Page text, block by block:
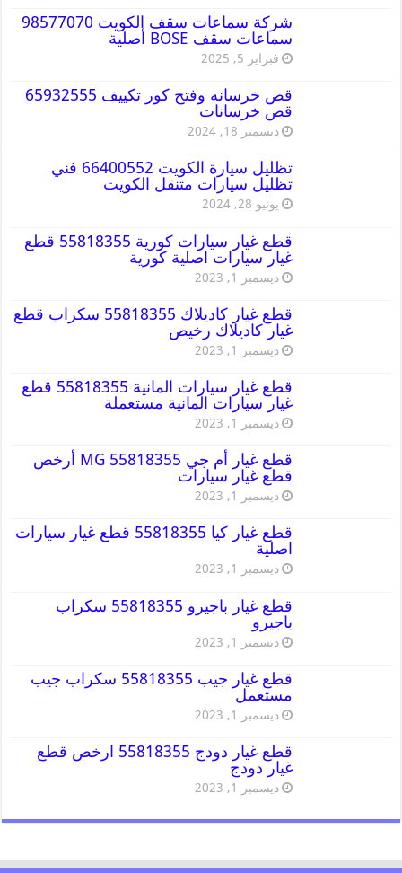
شركة سماعات سقف الكويت 98577070
سماعات سقف BOSE أصلية
فبراير 5, 2025
قص خرسانه وفتح كور تكييف 65932555
قص خرسانات
ديسمبر 18, 2024
تظليل سيارة الكويت 66400552 فني
تظليل سيارات متنقل الكويت
يونيو 28, 2024
قطع غيار سيارات كورية 55818355 قطع
غيار سيارات اصلية كورية
ديسمبر 1, 2023
قطع غيار كاديلاك 55818355 سكراب قطع
غيار كاديلاك رخيص
ديسمبر 1, 2023
قطع غيار سيارات المانية 55818355 قطع
غيار سيارات المانية مستعملة
ديسمبر 1, 2023
قطع غيار أم جي MG 55818355 أرخص
قطع غيار سيارات
ديسمبر 1, 2023
قطع غيار كيا 55818355 قطع غيار سيارات
اصلية
ديسمبر 1, 2023
قطع غيار باجيرو 55818355 سكراب
باجيرو
ديسمبر 1, 2023
قطع غيار جيب 55818355 سكراب جيب
مستعمل
ديسمبر 1, 2023
قطع غيار دودج 55818355 ارخص قطع
غيار دودج
ديسمبر 1, 2023